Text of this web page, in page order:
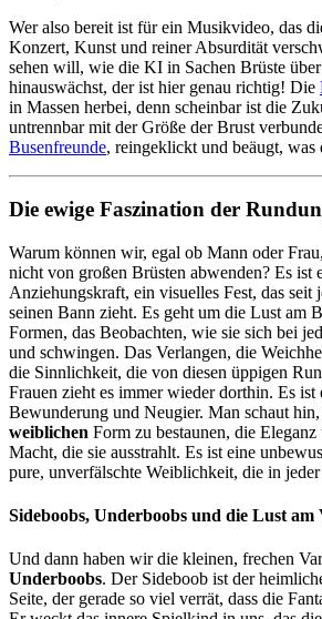
Wer also bereit ist für ein Musikvideo, das
Konzert, Kunst und reiner Absurdität
sehen will, wie die KI in Sachen Brüste
hinauswächst, der ist hier genau richtig! Die
in Massen herbei, denn scheinbar ist die
untrennbar mit der Größe der Brust
Busenfreunde, reingeklickt und beäugt, was
Die ewige Faszination der
Warum können wir, egal ob Mann oder
nicht von großen Brüsten abwenden? Es ist
Anziehungskraft, ein visuelles Fest, das seit
seinen Bann zieht. Es geht um die Lust am
Formen, das Beobachten, wie sie sich bei
und schwingen. Das Verlangen, die
die Sinnlichkeit, die von diesen üppigen
Frauen zieht es immer wieder dorthin. Es ist
Bewunderung und Neugier. Man schaut
weiblichen Form zu bestaunen, die
Macht, die sie ausstrahlt. Es ist eine
pure, unverfälschte Weiblichkeit, die in
Sideboobs, Underboobs und die Lust am
Und dann haben wir die kleinen, frechen
Underboobs. Der Sideboob ist der
Seite, der gerade so viel verrät, dass die